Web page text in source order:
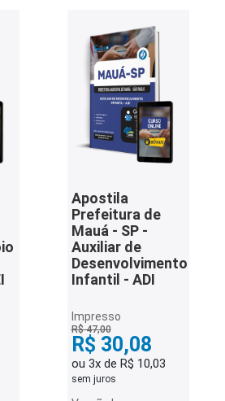
Apostila
Prefeitura de
Mauá - SP -
Auxiliar de
Desenvolvimento
Infantil - ADI
Impresso
R$ 47,00
R$ 30,08
ou 3x de R$ 10,03
sem juros